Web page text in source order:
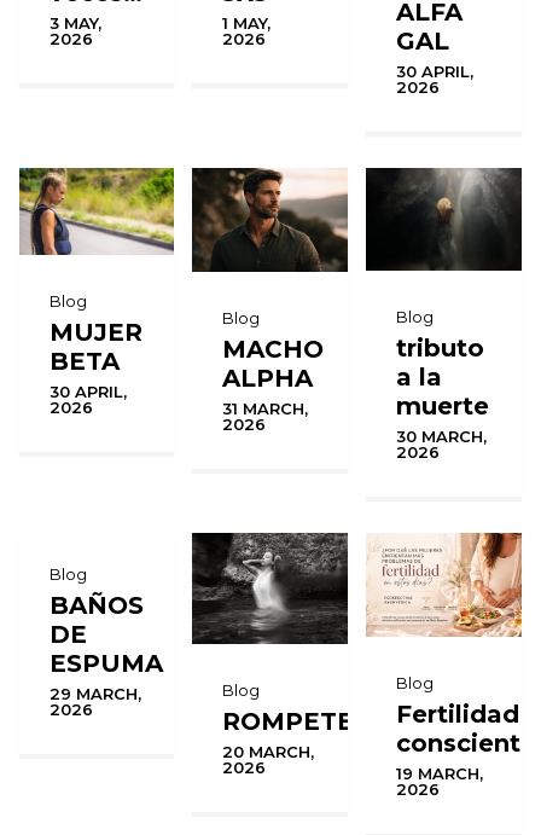
3 MAY,
2026
1 MAY,
2026
ALFA
GAL
30 APRIL,
2026
Blog
MUJER
BETA
30 APRIL,
2026
Blog
MACHO
ALPHA
31 MARCH,
2026
Blog
tributo
a la
muerte
30 MARCH,
2026
Blog
BAÑOS
DE
ESPUMA
29 MARCH,
2026
Blog
ROMPETE
20 MARCH,
2026
Blog
Fertilidad
consciente
19 MARCH,
2026